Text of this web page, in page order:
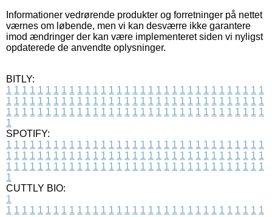
Informationer vedrørende produkter og forretninger på nettet
værnes om løbende, men vi kan desværre ikke garantere
imod ændringer der kan være implementeret siden vi nyligst
opdaterede de anvendte oplysninger.
BITLY:
1 1 1 1 1 1 1 1 1 1 1 1 1 1 1 1 1 1 1 1 1 1 1 1 1 1 1 1 1 1 1 1 1
1 1 1 1 1 1 1 1 1 1 1 1 1 1 1 1 1 1 1 1 1 1 1 1 1 1 1 1 1 1 1 1 1
1 1 1 1 1 1 1 1 1 1 1 1 1 1 1 1 1 1 1 1 1 1 1 1 1 1 1 1 1 1 1 1 1
1
SPOTIFY:
1 1 1 1 1 1 1 1 1 1 1 1 1 1 1 1 1 1 1 1 1 1 1 1 1 1 1 1 1 1 1 1 1
1 1 1 1 1 1 1 1 1 1 1 1 1 1 1 1 1 1 1 1 1 1 1 1 1 1 1 1 1 1 1 1 1
1 1 1 1 1 1 1 1 1 1 1 1 1 1 1 1 1 1 1 1 1 1 1 1 1 1 1 1 1 1 1 1 1
1
CUTTLY BIO:
1
1 1 1 1 1 1 1 1 1 1 1 1 1 1 1 1 1 1 1 1 1 1 1 1 1 1 1 1 1 1 1 1 1